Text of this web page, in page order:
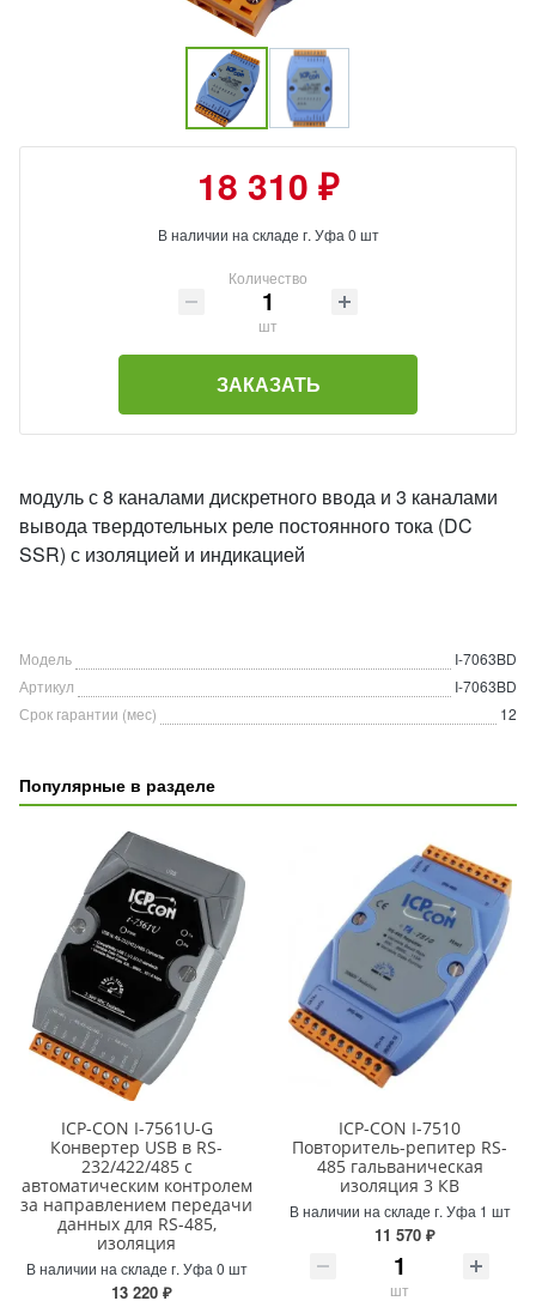
18 310 ₽
В наличии на складе г. Уфа 0 шт
Количество
шт
ЗАКАЗАТЬ
модуль с 8 каналами дискретного ввода и 3 каналами
вывода твердотельных реле постоянного тока (DC
SSR) с изоляцией и индикацией
Модель
I-7063BD
Артикул
I-7063BD
Срок гарантии (мес)
12
Популярные в разделе
ICP-CON I-7561U-G
Конвертер USB в RS-
232/422/485 с
автоматическим контролем
за направлением передачи
данных для RS-485,
изоляция
В наличии на складе г. Уфа 0 шт
13 220 ₽
ICP-CON I-7510
Повторитель-репитер RS-
485 гальваническая
изоляция 3 КВ
В наличии на складе г. Уфа 1 шт
11 570 ₽
шт